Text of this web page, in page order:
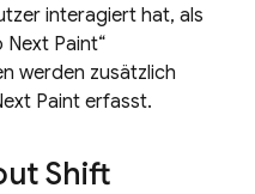
interagiert hat, als
Paint“
werden zusätzlich
Paint erfasst.
Shift